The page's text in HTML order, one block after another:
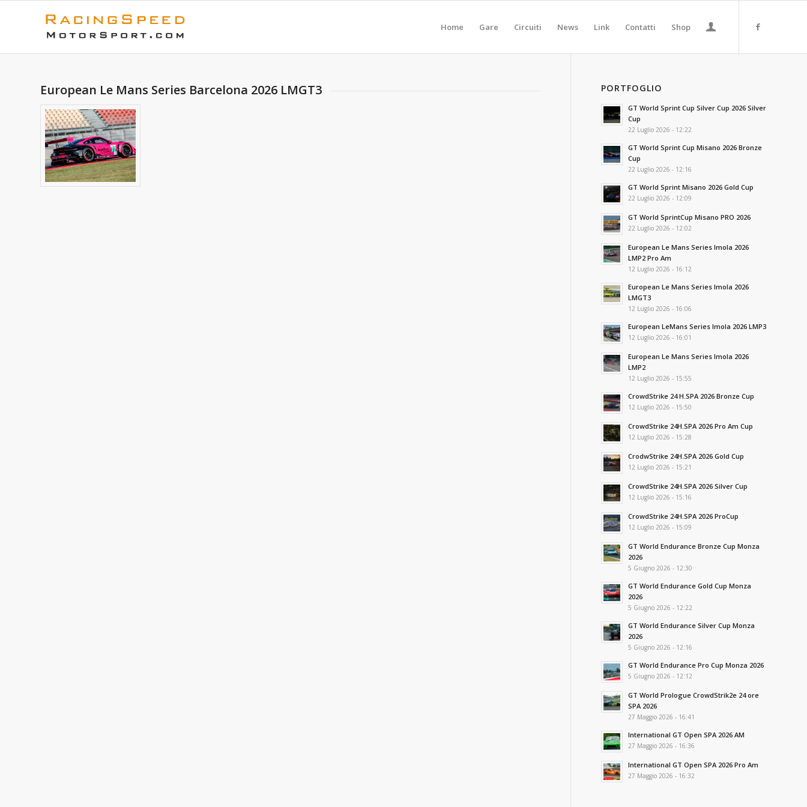
Home Gare Circuiti News Link Contatti Shop
European Le Mans Series Barcelona 2026 LMGT3 PORTFOGLIO
GT World Sprint Cup Silver Cup 2026 Silver
Cup
22 Luglio 2026 - 12:22
GT World Sprint Cup Misano 2026 Bronze
Cup
22 Luglio 2026 - 12:16
GT World Sprint Misano 2026 Gold Cup
22 Luglio 2026 - 12:09
GT World SprintCup Misano PRO 2026
22 Luglio 2026 - 12:02
European Le Mans Series Imola 2026
LMP2 Pro Am
12 Luglio 2026 - 16:12
European Le Mans Series Imola 2026
LMGT3
12 Luglio 2026 - 16:06
European LeMans Series Imola 2026 LMP3
12 Luglio 2026 - 16:01
European Le Mans Series Imola 2026
LMP2
12 Luglio 2026 - 15:55
CrowdStrike 24 H.SPA 2026 Bronze Cup
12 Luglio 2026 - 15:50
CrowdStrike 24H.SPA 2026 Pro Am Cup
12 Luglio 2026 - 15:28
CrodwStrike 24H.SPA 2026 Gold Cup
12 Luglio 2026 - 15:21
CrowdStrike 24H.SPA 2026 Silver Cup
12 Luglio 2026 - 15:16
CrowdStrike 24H.SPA 2026 ProCup
12 Luglio 2026 - 15:09
GT World Endurance Bronze Cup Monza
2026
5 Giugno 2026 - 12:30
GT World Endurance Gold Cup Monza
2026
5 Giugno 2026 - 12:22
GT World Endurance Silver Cup Monza
2026
5 Giugno 2026 - 12:16
GT World Endurance Pro Cup Monza 2026
5 Giugno 2026 - 12:12
GT World Prologue CrowdStrik2e 24 ore
SPA 2026
27 Maggio 2026 - 16:41
International GT Open SPA 2026 AM
27 Maggio 2026 - 16:36
International GT Open SPA 2026 Pro Am
27 Maggio 2026 - 16:32